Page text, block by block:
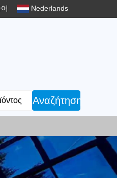
Nederlands
Αναζήτηση